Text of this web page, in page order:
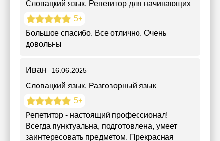
Словацкий язык, Репетитор для начинающих
5+
Большое спасибо. Все отлично. Очень
довольны
Иван 16.06.2025
Словацкий язык, Разговорный язык
5+
Репетитор - настоящий профессионал!
Всегда пунктуальна, подготовлена, умеет
заинтересовать предметом. Прекрасная